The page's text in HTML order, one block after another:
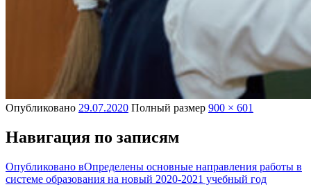
Опубликовано 29.07.2020 Полный размер 900 × 601
Навигация по записям
Опубликовано вОпределены основные направления работы в
системе образования на новый 2020-2021 учебный год